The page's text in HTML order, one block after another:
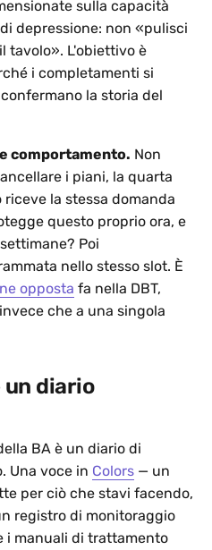
sulla capacità
depressione: non «pulisci
tavolo». L'obiettivo è
i completamenti si
la storia del
comportamento. Non
i piani, la quarta
la stessa domanda
questo proprio ora, e
Poi
nello stesso slot. È
opposta fa nella DBT,
che a una singola
un diario
BA è un diario di
Una voce in Colors — un
per ciò che stavi facendo,
registro di monitoraggio
i manuali di trattamento